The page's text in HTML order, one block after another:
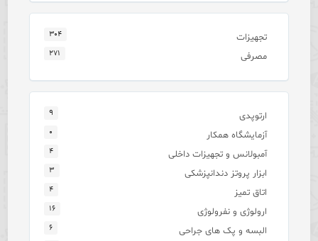
تجهیزات ۳۰۴
مصرفی ۲۷۱
ارتوپدی ۹
آزمایشگاه همکار ۰
آمبولانس و تجهیزات داخلی ۴
ابزار پروتز دندانپزشکی ۳
اتاق تمیز ۴
ارولوژی و نفرولوژی ۱۶
البسه و پک های جراحی ۶